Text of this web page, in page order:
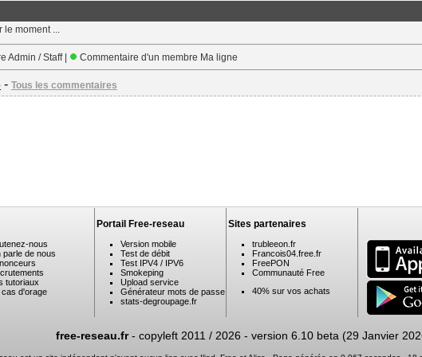
le moment ...
Admin / Staff | Commentaire d'un membre Ma ligne
- Tous les commentaires
nous
parle de nous
tutoriaux
cas d'orage
Portail Free-reseau
Version mobile
Test de débit
Test IPV4 / IPV6
Smokeping
Upload service
Générateur mots de passe
stats-degroupage.fr
Sites partenaires
trubleeon.fr
Francois04.free.fr
FreePON
Communauté Free
40% sur vos achats
free-reseau.fr- copyleft 2011 / 2026 - version 6.10 beta (29 Janvier